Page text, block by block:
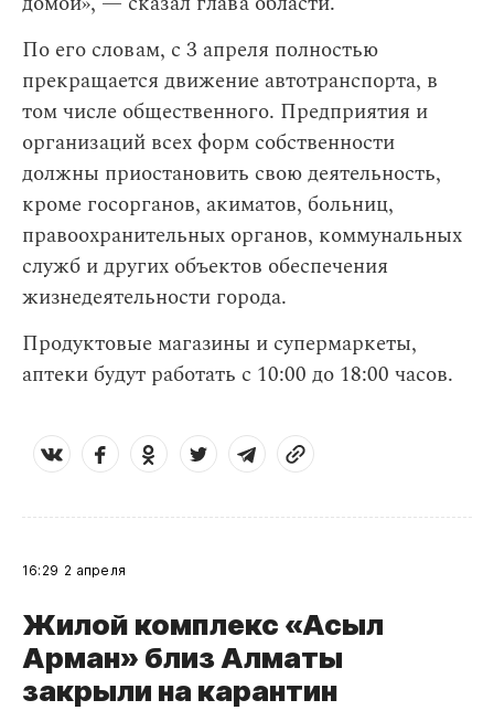
По его словам, с 3 апреля полностью
прекращается движение автотранспорта, в
том числе общественного. Предприятия и
организаций всех форм собственности
должны приостановить свою деятельность,
кроме госорганов, акиматов, больниц,
правоохранительных органов, коммунальных
служб и других объектов обеспечения
жизнедеятельности города.
Продуктовые магазины и супермаркеты,
аптеки будут работать с 10:00 до 18:00 часов.
16:29 2 апреля
Жилой комплекс «Асыл
Арман» близ Алматы
закрыли на карантин